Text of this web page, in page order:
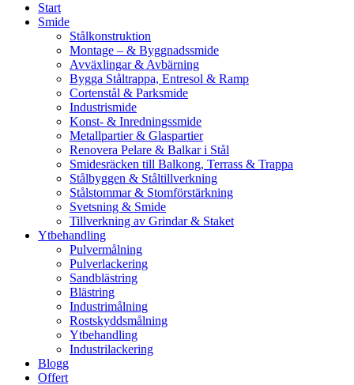
Start
Smide
Stålkonstruktion
Montage – & Byggnadssmide
Avväxlingar & Avbärning
Bygga Ståltrappa, Entresol & Ramp
Cortenstål & Parksmide
Industrismide
Konst- & Inredningssmide
Metallpartier & Glaspartier
Renovera Pelare & Balkar i Stål
Smidesräcken till Balkong, Terrass & Trappa
Stålbyggen & Ståltillverkning
Stålstommar & Stomförstärkning
Svetsning & Smide
Tillverkning av Grindar & Staket
Ytbehandling
Pulvermålning
Pulverlackering
Sandblästring
Blästring
Industrimålning
Rostskyddsmålning
Ytbehandling
Industrilackering
Blogg
Offert